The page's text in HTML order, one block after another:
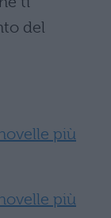
del
più
più